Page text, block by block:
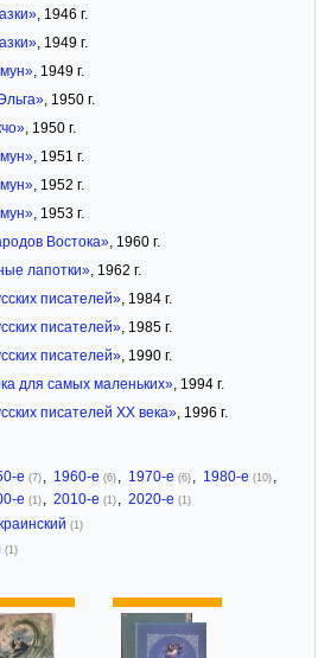
, 1946 г.
, 1949 г.
, 1949 г.
, 1950 г.
, 1950 г.
, 1951 г.
, 1952 г.
, 1953 г.
Востока», 1960 г.
лапотки», 1962 г.
писателей», 1984 г.
писателей», 1985 г.
писателей», 1990 г.
для самых маленьких», 1994 г.
писателей XX века», 1996 г.
е (7) 1960-е (6) 1970-е (6) 1980-е (10)
е (1) 2010-е (1) 2020-е (1)
(1)
(1)